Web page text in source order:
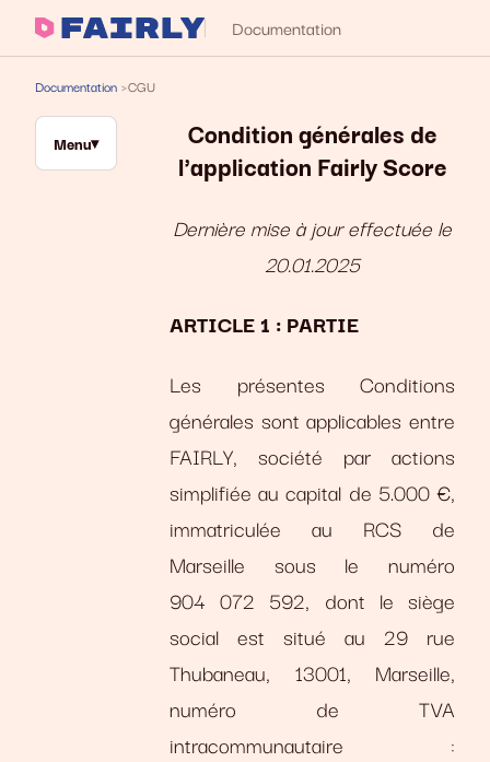
Documentation
Documentation CGU
Menu
Condition générales de
l'application Fairly Score
Dernière mise à jour effectuée le
20.01.2025
ARTICLE 1 : PARTIE
Les présentes Conditions
générales sont applicables entre
FAIRLY, société par actions
simplifiée au capital de 5.000 €,
immatriculée au RCS de
Marseille sous le numéro
904 072 592, dont le siège
social est situé au 29 rue
Thubaneau, 13001, Marseille,
numéro de TVA
intracommunautaire :